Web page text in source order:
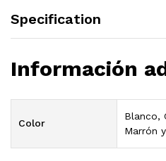
Specification
Información
Color
Blanco,
Marrón